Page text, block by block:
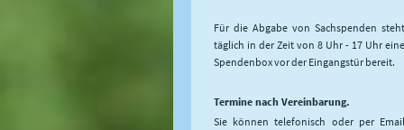
Für die Abgabe von Sachspenden steht
täglich in der Zeit von 8 Uhr - 17 Uhr eine
Spendenbox vor der Eingangstür bereit.
Termine nach Vereinbarung.
Sie können telefonisch oder per Email